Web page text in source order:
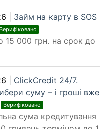
Займ на карту в SOS
Верифіковано
15 000 грн. на срок до
ClickCredit 24/7.
суму – і гроші вже
Верифіковано
сума кредитування